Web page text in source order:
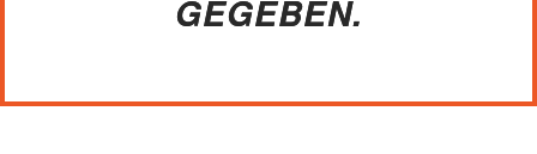
GEGEBEN.